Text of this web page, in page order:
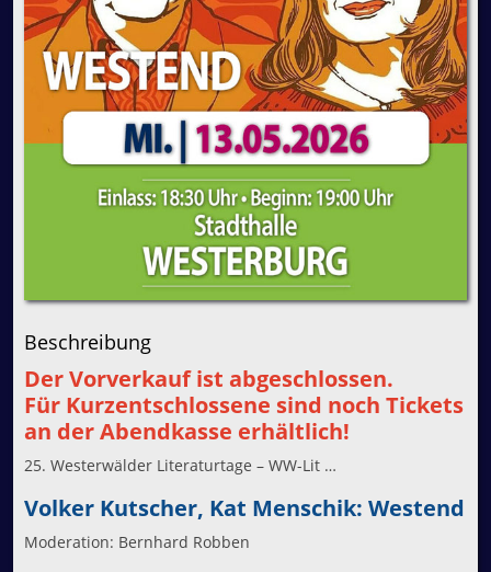
Beschreibung
Der Vorverkauf ist abgeschlossen.
Für Kurzentschlossene sind noch Tickets
an der Abendkasse erhältlich!
25. Westerwälder Literaturtage – WW-Lit …
Volker Kutscher, Kat Menschik: Westend
Moderation: Bernhard Robben